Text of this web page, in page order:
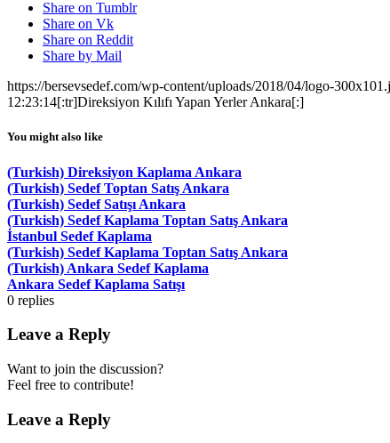
Share on Tumblr
Share on Vk
Share on Reddit
Share by Mail
https://bersevsedef.com/wp-content/uploads/2018/04/logo-
12:23:14[:tr]Direksiyon Kılıfı Yapan Yerler Ankara[:]
You might also like
(Turkish) Direksiyon Kaplama Ankara
(Turkish) Sedef Toptan Satış Ankara
(Turkish) Sedef Satışı Ankara
(Turkish) Sedef Kaplama Toptan Satış Ankara
İstanbul Sedef Kaplama
(Turkish) Sedef Kaplama Toptan Satış Ankara
(Turkish) Ankara Sedef Kaplama
Ankara Sedef Kaplama Satışı
0 replies
Leave a Reply
Want to join the discussion?
Feel free to contribute!
Leave a Reply